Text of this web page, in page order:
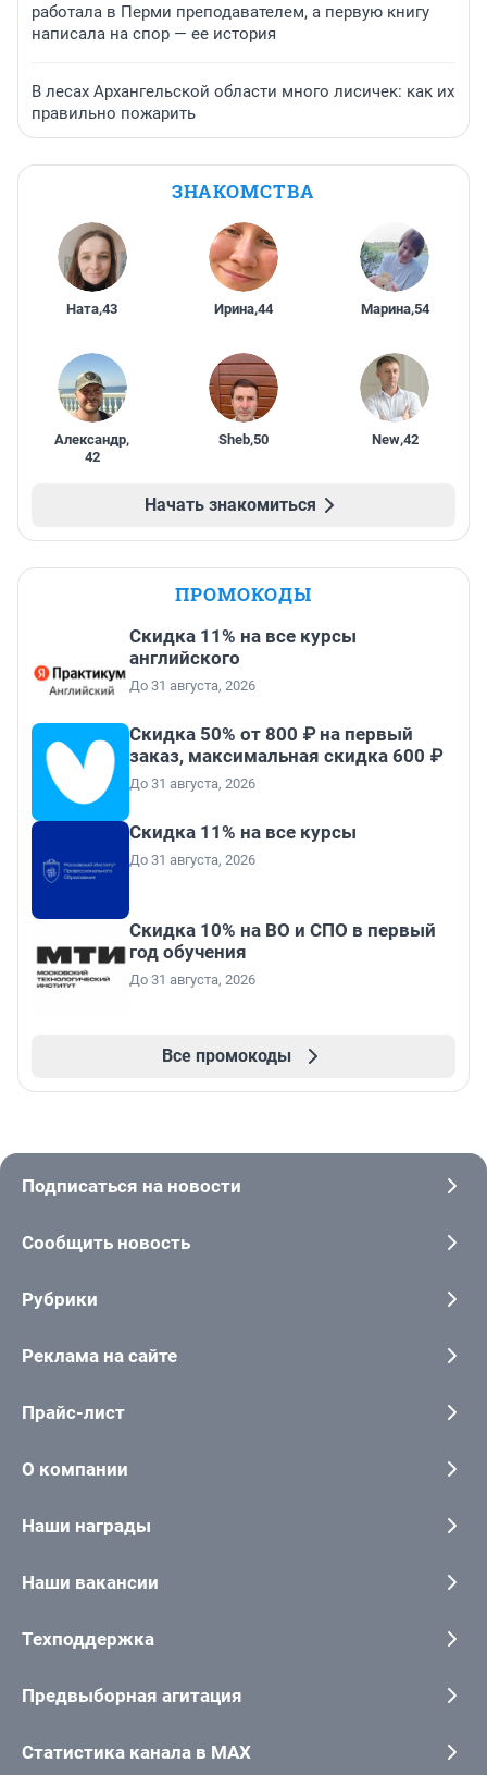
работала в Перми преподавателем, а первую книгу
написала на спор — ее история
В лесах Архангельской области много лисичек: как их
правильно пожарить
ЗНАКОМСТВА
Ната,43 Ирина,44 Марина,54
Александр,
42
Sheb,50 New,42
Начать знакомиться
ПРОМОКОДЫ
Скидка 11% на все курсы
английского
До 31 августа, 2026
Скидка 50% от 800 ₽ на первый
заказ, максимальная скидка 600 ₽
До 31 августа, 2026
Скидка 11% на все курсы
До 31 августа, 2026
Скидка 10% на ВО и СПО в первый
год обучения
До 31 августа, 2026
Все промокоды
Подписаться на новости
Сообщить новость
Рубрики
Реклама на сайте
Прайс-лист
О компании
Наши награды
Наши вакансии
Техподдержка
Предвыборная агитация
Статистика канала в MAX